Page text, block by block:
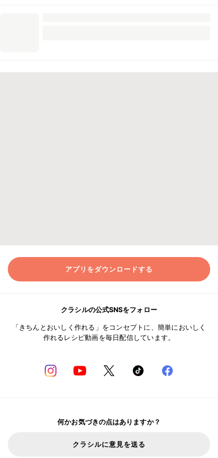
アプリをダウンロードする
クラシルの公式SNSをフォロー
「きちんとおいしく作れる」をコンセプトに、簡単においしく
作れるレシピ動画を毎日配信しています。
何かお気づきの点はありますか？
クラシルに意見を送る